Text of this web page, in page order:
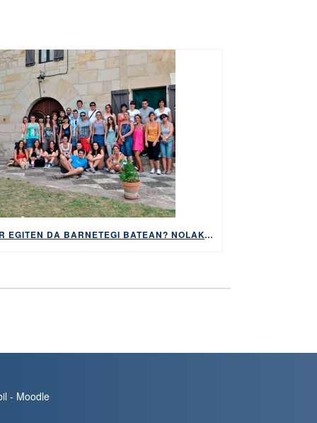
ZER EGITEN DA BARNETEGI BATEAN? NOLAKOAK DIRA GURE BARNETEGIAK?
- Moodle